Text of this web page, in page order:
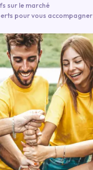
sur le marché
pour vous accompagner